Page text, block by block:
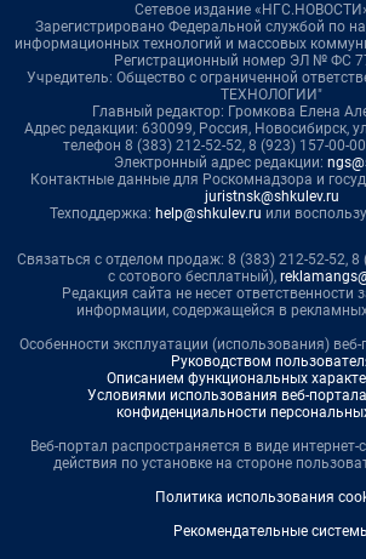
Сетевое издание
Зарегистрировано Федеральной службой по
информационных технологий и массовых
Регистрационный номер ЭЛ № ФС
Учредитель: Общество с ограниченной
ТЕХНОЛОГИИ"
Главный редактор: Громкова Елена
Адрес редакции: 630099, Россия, Новосибирск,
телефон 8 (383) 212-52-52, 8 (923) 157-00-
Электронный адрес редакции:
Контактные данные для Роскомнадзора и
juristnsk@shkulev.ru
Техподдержка: help@shkulev.ru или
Связаться с отделом продаж: 8 (383) 212-52-52, 8
с сотового бесплатный),
Редакция сайта не несет ответственности
информации, содержащейся в
Особенности эксплуатации (использования)
Руководством
Описанием функциональных
Условиями использования веб-
конфиденциальности
Веб-портал распространяется в виде
действия по установке на стороне
Политика использования
Рекомендательные